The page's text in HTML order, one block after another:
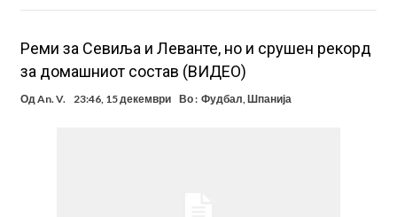
Реми за Севиља и Леванте, но и срушен рекорд
за домашниот состав (ВИДЕО)
ОдAn. V. 23:46, 15 декември Во : Фудбал,Шпанија